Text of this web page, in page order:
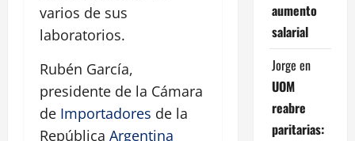
varios de sus
laboratorios.
Rubén García,
presidente de la Cámara
de Importadores de la
República Argentina
aumento
salarial
Jorge en
UOM
reabre
paritarias: